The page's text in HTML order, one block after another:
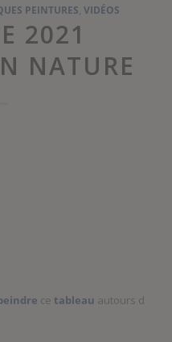
PEINTURES VIDÉOS
2021
NATURE
ce tableau autours d